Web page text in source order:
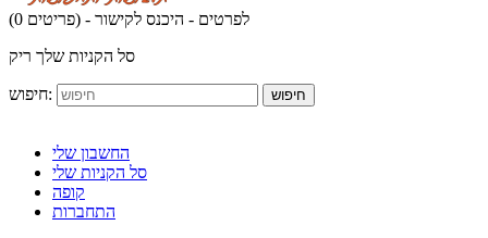
(0 פריטים) - לפרטים - היכנס לקישור
סל הקניות שלך ריק
חיפוש: חיפוש
החשבון שלי
סל הקניות שלי
קופה
התחברות